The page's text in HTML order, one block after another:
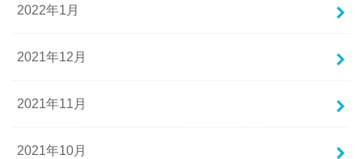
2022年1月
2021年12月
2021年11月
2021年10月